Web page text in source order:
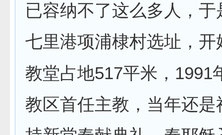
已容纳不了这么多人，于
七里港项浦棣村选址，
教堂占地517平米， 1991
教区首任主教，当年还